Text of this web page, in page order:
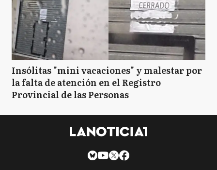
Insólitas "mini vacaciones" y malestar por
la falta de atención en el Registro
Provincial de las Personas